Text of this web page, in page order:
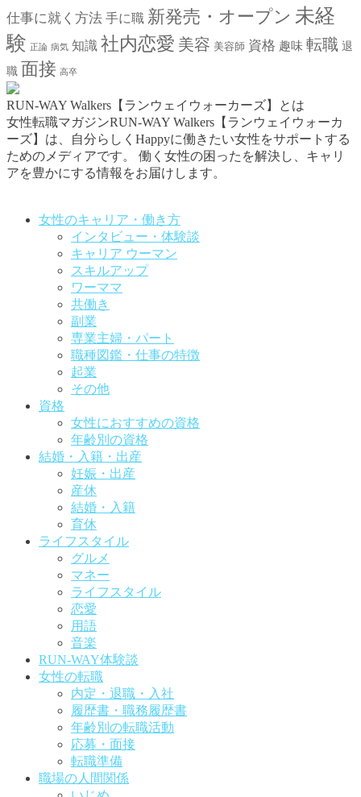
仕事に就く方法 手に職 新発売・オープン 未経
験
正論 病気 知識 社内恋愛 美容 美容師 資格 趣味 転職 退
職 面接 高卒
RUN-WAY Walkers【ランウェイウォーカーズ】とは
女性転職マガジンRUN-WAY Walkers【ランウェイウォーカ
ーズ】は、自分らしくHappyに働きたい女性をサポートする
ためのメディアです。
働く女性の困ったを解決し、キャリ
アを豊かにする情報をお届けします。
女性のキャリア・働き方
インタビュー・体験談
キャリア ウーマン
スキルアップ
ワーママ
共働き
副業
専業主婦・パート
職種図鑑・仕事の特徴
起業
その他
資格
女性におすすめの資格
年齢別の資格
結婚・入籍・出産
妊娠・出産
産休
結婚・入籍
育休
ライフスタイル
グルメ
マネー
ライフスタイル
恋愛
用語
音楽
RUN-WAY体験談
女性の転職
内定・退職・入社
履歴書・職務履歴書
年齢別の転職活動
応募・面接
転職準備
職場の人間関係